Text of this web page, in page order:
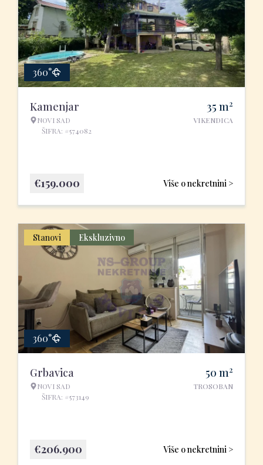
360°
Kamenjar
NOVI SAD
ŠIFRA: #574082
35 m2
VIKENDICA
Više o nekretnini >
€159.000
Stanovi Ekskluzivno
360°
Grbavica
NOVI SAD
ŠIFRA: #573149
50 m2
TROSOBAN
Više o nekretnini >
€206.900